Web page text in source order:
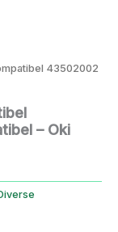
43502002
– Oki